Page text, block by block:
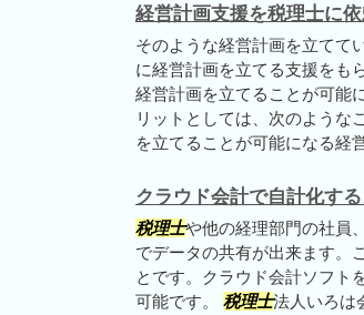
経営計画支援を税理士に
そのような経営計画を立てて
に経営計画を立てる支援をも
経営計画を立てることが可能
リットとしては、次のような
を立てることが可能になる経
クラウド会計で自計化す
税理士や他の経理部門の社員
でデータの共有が出来ます。
とです。クラウド会計ソフト
可能です。 税理士法人いろは